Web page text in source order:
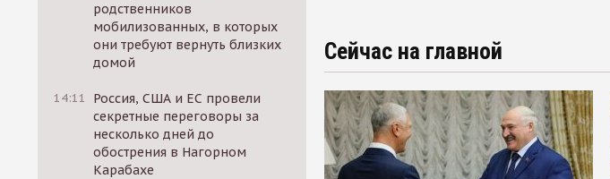
родственников
мобилизованных, в которых
они требуют вернуть близких
домой
14:11
Россия, США и ЕС провели
секретные переговоры за
несколько дней до
обострения в Нагорном
Карабахе
Сейчас на главной